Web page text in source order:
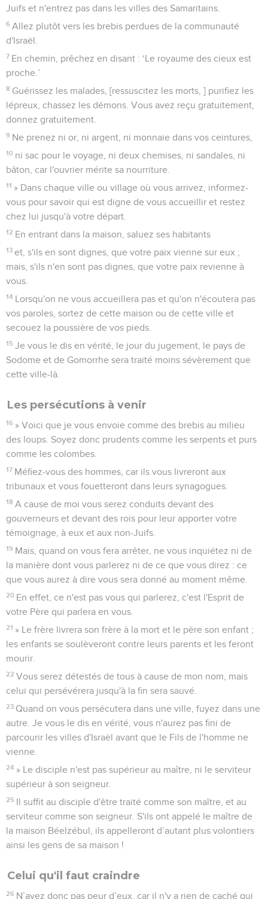
Juifs et n'entrez pas dans les villes des Samaritains.
6 Allez plutôt vers les brebis perdues de la communauté
d'Israël.
7 En chemin, prêchez en disant : ‘Le royaume des cieux est
proche.’
8 Guérissez les malades, [ressuscitez les morts, ] purifiez les
lépreux, chassez les démons. Vous avez reçu gratuitement,
donnez gratuitement.
9 Ne prenez ni or, ni argent, ni monnaie dans vos ceintures,
10 ni sac pour le voyage, ni deux chemises, ni sandales, ni
bâton, car l'ouvrier mérite sa nourriture.
11 » Dans chaque ville ou village où vous arrivez, informez-
vous pour savoir qui est digne de vous accueillir et restez
chez lui jusqu'à votre départ.
12 En entrant dans la maison, saluez ses habitants
13 et, s'ils en sont dignes, que votre paix vienne sur eux ;
mais, s'ils n'en sont pas dignes, que votre paix revienne à
vous.
14 Lorsqu'on ne vous accueillera pas et qu'on n'écoutera pas
vos paroles, sortez de cette maison ou de cette ville et
secouez la poussière de vos pieds.
15 Je vous le dis en vérité, le jour du jugement, le pays de
Sodome et de Gomorrhe sera traité moins sévèrement que
cette ville-là.
Les persécutions à venir
16 » Voici que je vous envoie comme des brebis au milieu
des loups. Soyez donc prudents comme les serpents et purs
comme les colombes.
17 Méfiez-vous des hommes, car ils vous livreront aux
tribunaux et vous fouetteront dans leurs synagogues.
18 A cause de moi vous serez conduits devant des
gouverneurs et devant des rois pour leur apporter votre
témoignage, à eux et aux non-Juifs.
19 Mais, quand on vous fera arrêter, ne vous inquiétez ni de
la manière dont vous parlerez ni de ce que vous direz : ce
que vous aurez à dire vous sera donné au moment même.
20 En effet, ce n'est pas vous qui parlerez, c'est l'Esprit de
votre Père qui parlera en vous.
21 » Le frère livrera son frère à la mort et le père son enfant ;
les enfants se soulèveront contre leurs parents et les feront
mourir.
22 Vous serez détestés de tous à cause de mon nom, mais
celui qui persévérera jusqu'à la fin sera sauvé.
23 Quand on vous persécutera dans une ville, fuyez dans une
autre. Je vous le dis en vérité, vous n'aurez pas fini de
parcourir les villes d'Israël avant que le Fils de l'homme ne
vienne.
24 » Le disciple n'est pas supérieur au maître, ni le serviteur
supérieur à son seigneur.
25 Il suffit au disciple d'être traité comme son maître, et au
serviteur comme son seigneur. S'ils ont appelé le maître de
la maison Béelzébul, ils appelleront d’autant plus volontiers
ainsi les gens de sa maison !
Celui qu'il faut craindre
26 N’ayez donc pas peur d’eux, car il n'y a rien de caché qui